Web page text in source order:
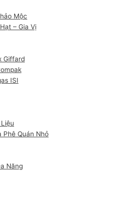
Mộc
– Gia Vị
Giffard
ISI
Phê Quán Nhỏ
Năng